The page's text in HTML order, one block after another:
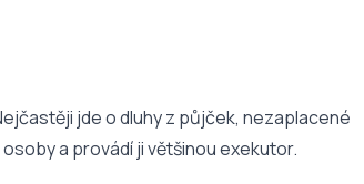
jde o dluhy z půjček, nezaplacené
a provádí ji většinou exekutor.